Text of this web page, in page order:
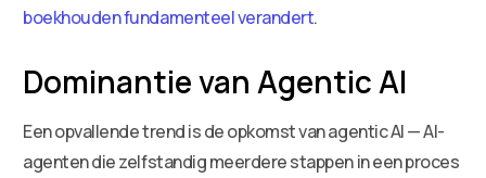
boekhouden fundamenteel verandert.
Dominantie van Agentic AI
Een opvallende trend is de opkomst van agentic AI — AI-
agenten die zelfstandig meerdere stappen in een proces